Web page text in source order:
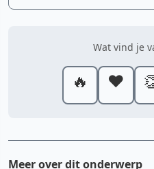
Wat vind je
🔥 ❤️
Meer over dit onderwerp